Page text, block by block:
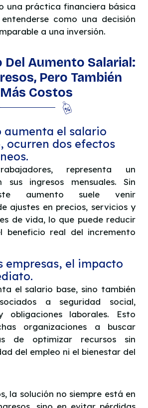
una práctica financiera básica
como una decisión
a una inversión.
Del Aumento Salarial:
Pero También
Más Costos
aumenta el salario
ocurren dos efectos
representa un
sus ingresos mensuales. Sin
aumento suele venir
ajustes en precios, servicios y
de vida, lo que puede reducir
beneficio real del incremento
empresas, el impacto
el salario base, sino también
a seguridad social,
obligaciones laborales. Esto
organizaciones a buscar
de optimizar recursos sin
del empleo ni el bienestar del
la solución no siempre está en